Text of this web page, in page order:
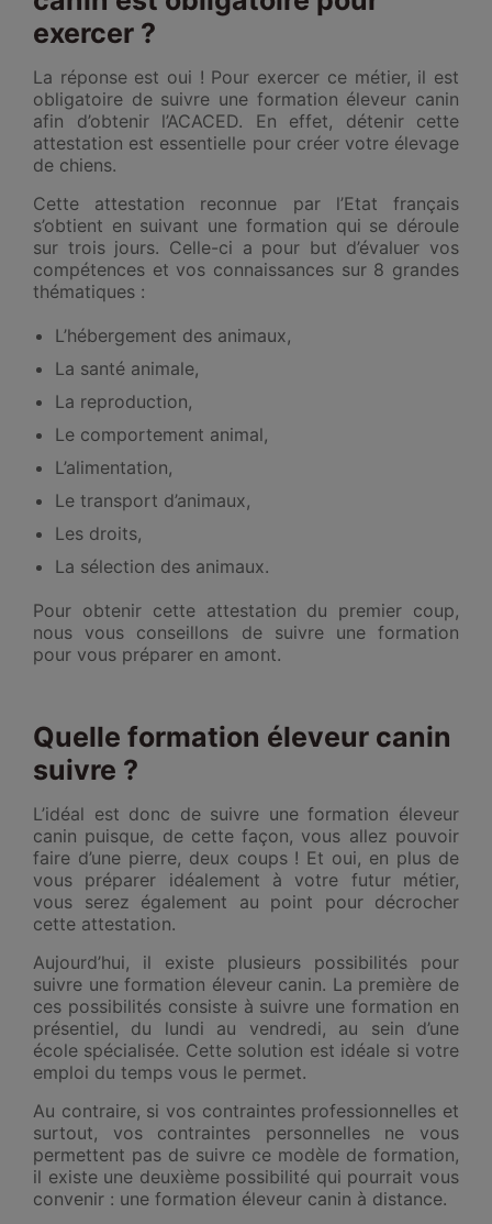
exercer ?
La réponse est oui ! Pour exercer ce métier, il est
obligatoire de suivre une formation éleveur canin
afin d’obtenir l’ACACED. En effet, détenir cette
attestation est essentielle pour créer votre élevage
de chiens.
Cette attestation reconnue par l’Etat français
s’obtient en suivant une formation qui se déroule
sur trois jours. Celle-ci a pour but d’évaluer vos
compétences et vos connaissances sur 8 grandes
thématiques :
L’hébergement des animaux,
La santé animale,
La reproduction,
Le comportement animal,
L’alimentation,
Le transport d’animaux,
Les droits,
La sélection des animaux.
Pour obtenir cette attestation du premier coup,
nous vous conseillons de suivre une formation
pour vous préparer en amont.
Quelle formation éleveur canin
suivre ?
L’idéal est donc de suivre une formation éleveur
canin puisque, de cette façon, vous allez pouvoir
faire d’une pierre, deux coups ! Et oui, en plus de
vous préparer idéalement à votre futur métier,
vous serez également au point pour décrocher
cette attestation.
Aujourd’hui, il existe plusieurs possibilités pour
suivre une formation éleveur canin. La première de
ces possibilités consiste à suivre une formation en
présentiel, du lundi au vendredi, au sein d’une
école spécialisée. Cette solution est idéale si votre
emploi du temps vous le permet.
Au contraire, si vos contraintes professionnelles et
surtout, vos contraintes personnelles ne vous
permettent pas de suivre ce modèle de formation,
il existe une deuxième possibilité qui pourrait vous
convenir : une formation éleveur canin à distance.